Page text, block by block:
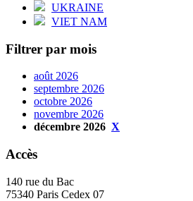
UKRAINE
VIET NAM
Filtrer par mois
août 2026
septembre 2026
octobre 2026
novembre 2026
décembre 2026 X
Accès
140 rue du Bac
75340 Paris Cedex 07